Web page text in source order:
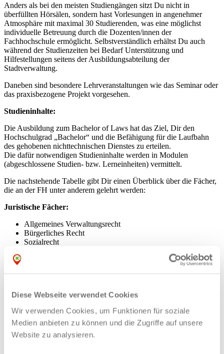
Diese Webseite verwendet Cookies
Wir verwenden Cookies, um Funktionen für soziale
Medien anbieten zu können und die Zugriffe auf unsere
Website zu analysieren.
Anders als bei den meisten Studiengängen sitzt Du nicht in
überfüllten Hörsälen, sondern hast Vorlesungen in angenehmer
Atmosphäre mit maximal 30 Studierenden, was eine möglichst
individuelle Betreuung durch die Dozenten/innen der
Fachhochschule ermöglicht. Selbstverständlich erhältst Du auch
während der Studienzeiten bei Bedarf Unterstützung und
Hilfestellungen seitens der Ausbildungsabteilung der
Stadtverwaltung.
Daneben sind besondere Lehrveranstaltungen wie das Seminar oder
das praxisbezogene Projekt vorgesehen.
Studieninhalte:
Die Ausbildung zum Bachelor of Laws hat das Ziel, Dir den
Hochschulgrad „Bachelor“ und die Befähigung für die Laufbahn
des gehobenen nichttechnischen Dienstes zu erteilen.
Die dafür notwendigen Studieninhalte werden in Modulen
(abgeschlossene Studien- bzw. Lerneinheiten) vermittelt.
Die nachstehende Tabelle gibt Dir einen Überblick über die Fächer,
die an der FH unter anderem gelehrt werden:
Juristische Fächer:
Allgemeines Verwaltungsrecht
Bürgerliches Recht
Sozialrecht
Ordnungswidrigkeitenrecht
Wirtschaftswissenschaftliche Fächer:
Grundlagen der Öffentlichen Betriebswirtschaftslehre